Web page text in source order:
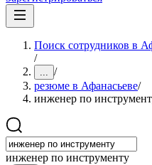
Поиск сотрудников в
/
... /
резюме в Афанасьеве/
инженер по
инженер по инструменту